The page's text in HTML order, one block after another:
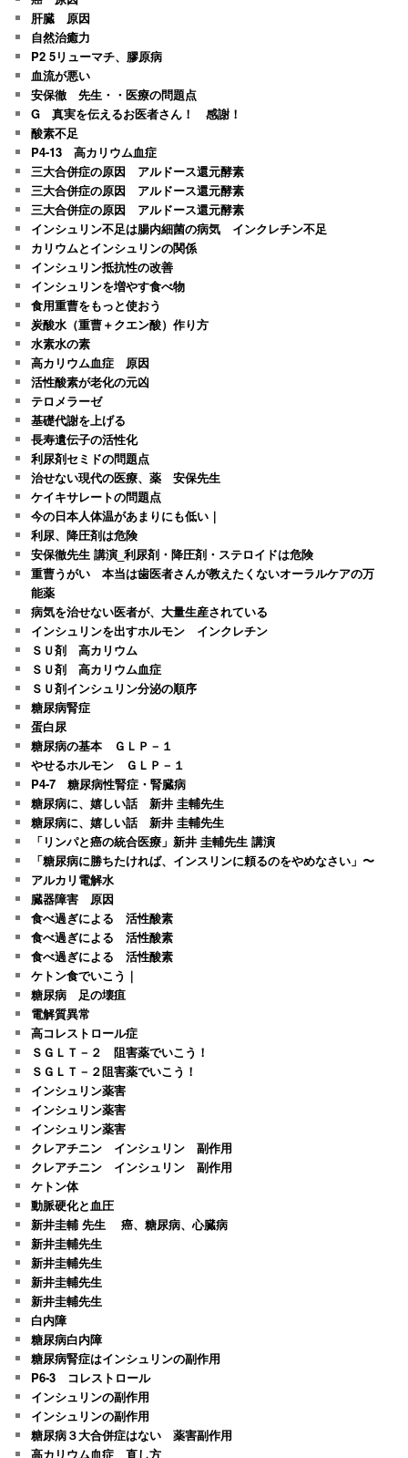
肝臓 原因
自然治癒力
P2 5リューマチ、膠原病
血流が悪い
安保徹 先生・・医療の問題点
G 真実を伝えるお医者さん！ 感謝！
酸素不足
P4-13 高カリウム血症
三大合併症の原因 アルドース還元酵素
三大合併症の原因 アルドース還元酵素
三大合併症の原因 アルドース還元酵素
インシュリン不足は腸内細菌の病気 インクレチン不足
カリウムとインシュリンの関係
インシュリン抵抗性の改善
インシュリンを増やす食べ物
食用重曹をもっと使おう
炭酸水（重曹＋クエン酸）作り方
水素水の素
高カリウム血症 原因
活性酸素が老化の元凶
テロメラーゼ
基礎代謝を上げる
長寿遺伝子の活性化
利尿剤セミドの問題点
治せない現代の医療、薬 安保先生
ケイキサレートの問題点
今の日本人体温があまりにも低い｜
利尿、降圧剤は危険
安保徹先生 講演_利尿剤・降圧剤・ステロイドは危険
重曹うがい 本当は歯医者さんが教えたくないオーラルケアの万
能薬
病気を治せない医者が、大量生産されている
インシュリンを出すホルモン インクレチン
ＳＵ剤 高カリウム
ＳＵ剤 高カリウム血症
ＳＵ剤インシュリン分泌の順序
糖尿病腎症
蛋白尿
糖尿病の基本 ＧＬＰ－１
やせるホルモン ＧＬＰ－１
P4-7 糖尿病性腎症・腎臓病
糖尿病に、嬉しい話 新井 圭輔先生
糖尿病に、嬉しい話 新井 圭輔先生
「リンパと癌の統合医療」新井 圭輔先生 講演
「糖尿病に勝ちたければ、インスリンに頼るのをやめなさい」〜
アルカリ電解水
臓器障害 原因
食べ過ぎによる 活性酸素
食べ過ぎによる 活性酸素
食べ過ぎによる 活性酸素
ケトン食でいこう｜
糖尿病 足の壊疽
電解質異常
高コレストロール症
ＳＧＬＴ－２ 阻害薬でいこう！
ＳＧＬＴ－２阻害薬でいこう！
インシュリン薬害
インシュリン薬害
インシュリン薬害
クレアチニン インシュリン 副作用
クレアチニン インシュリン 副作用
ケトン体
動脈硬化と血圧
新井圭輔 先生 癌、糖尿病、心臓病
新井圭輔先生
新井圭輔先生
新井圭輔先生
新井圭輔先生
白内障
糖尿病白内障
糖尿病腎症はインシュリンの副作用
P6-3 コレストロール
インシュリンの副作用
インシュリンの副作用
糖尿病３大合併症はない 薬害副作用
高カリウム血症 直し方